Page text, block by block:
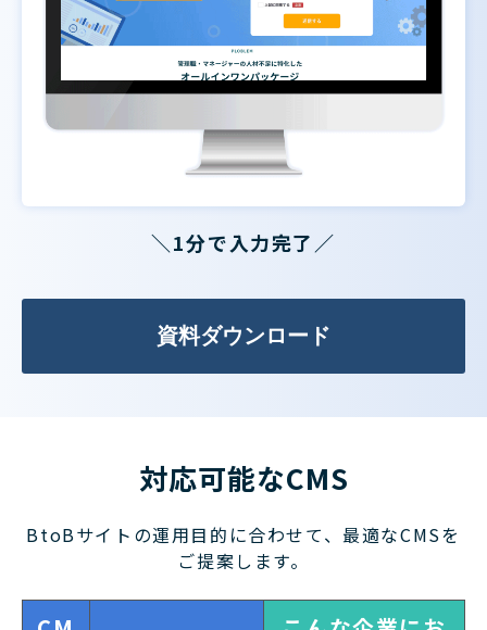
＼1分で入力完了／
資料ダウンロード
対応可能なCMS
BtoBサイトの運用目的に合わせて、最適なCMSを
ご提案します。